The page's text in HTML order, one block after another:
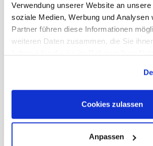
Verwendung unserer Website an
soziale Medien, Werbung und Analysen
Partner führen diese Informationen
weiteren Daten zusammen, die Sie
Cookies, wenn Sie unsere Webseite
Cookies zulassen
Anpassen
Bei
wir
ihn